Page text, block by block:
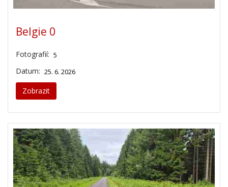
Belgie 0
Fotografií: 5
Datum: 25. 6. 2026
Zobrazit